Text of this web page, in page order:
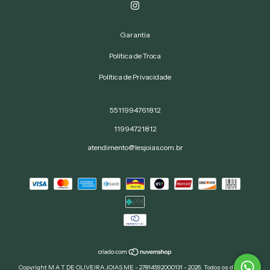
Garantia
Política de Troca
Política de Privacidade
5511994761812
11994721812
atendimento@lesjoias.com.br
Copyright M A T DE OLIVEIRA JOIAS ME - 27814592000131 - 2026. Todos os direitos